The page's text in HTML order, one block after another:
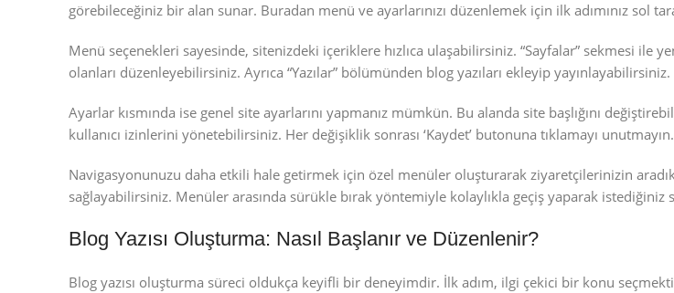
görebileceğiniz bir alan sunar. Buradan menü ve ayarlarınızı düzenlemek için ilk adımınız sol
Menü seçenekleri sayesinde, sitenizdeki içeriklere hızlıca ulaşabilirsiniz. “Sayfalar” sekmesi ile
olanları düzenleyebilirsiniz. Ayrıca “Yazılar” bölümünden blog yazıları ekleyip yayınlayabilirsiniz.
Ayarlar kısmında ise genel site ayarlarını yapmanız mümkün. Bu alanda site başlığını
kullanıcı izinlerini yönetebilirsiniz. Her değişiklik sonrası ‘Kaydet’ butonuna tıklamayı unutmayın.
Navigasyonunuzu daha etkili hale getirmek için özel menüler oluşturarak ziyaretçilerinizin
sağlayabilirsiniz. Menüler arasında sürükle bırak yöntemiyle kolaylıkla geçiş yaparak istediğiniz
Blog Yazısı Oluşturma: Nasıl Başlanır ve Düzenlenir?
Blog yazısı oluşturma süreci oldukça keyifli bir deneyimdir. İlk adım, ilgi çekici bir konu